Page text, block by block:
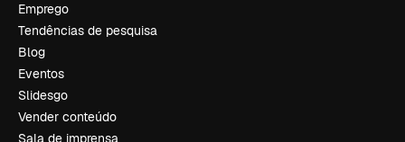
Emprego
Tendências de pesquisa
Blog
Eventos
Slidesgo
Vender conteúdo
Sala de imprensa